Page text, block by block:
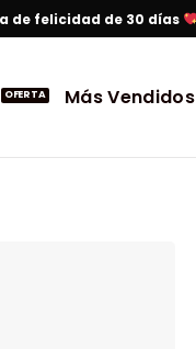
de felicidad de 30 días
Más Vendidos